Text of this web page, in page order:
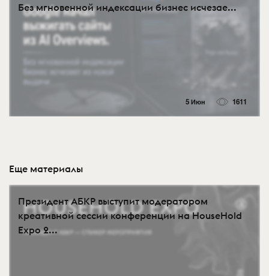
Без мгновенной индексации бизнес исчезае...
5 Июн 1611
Еще материалы
Президент АБКР выступит модератором
креативной сессии конференции на HouseHold
Expo 2...